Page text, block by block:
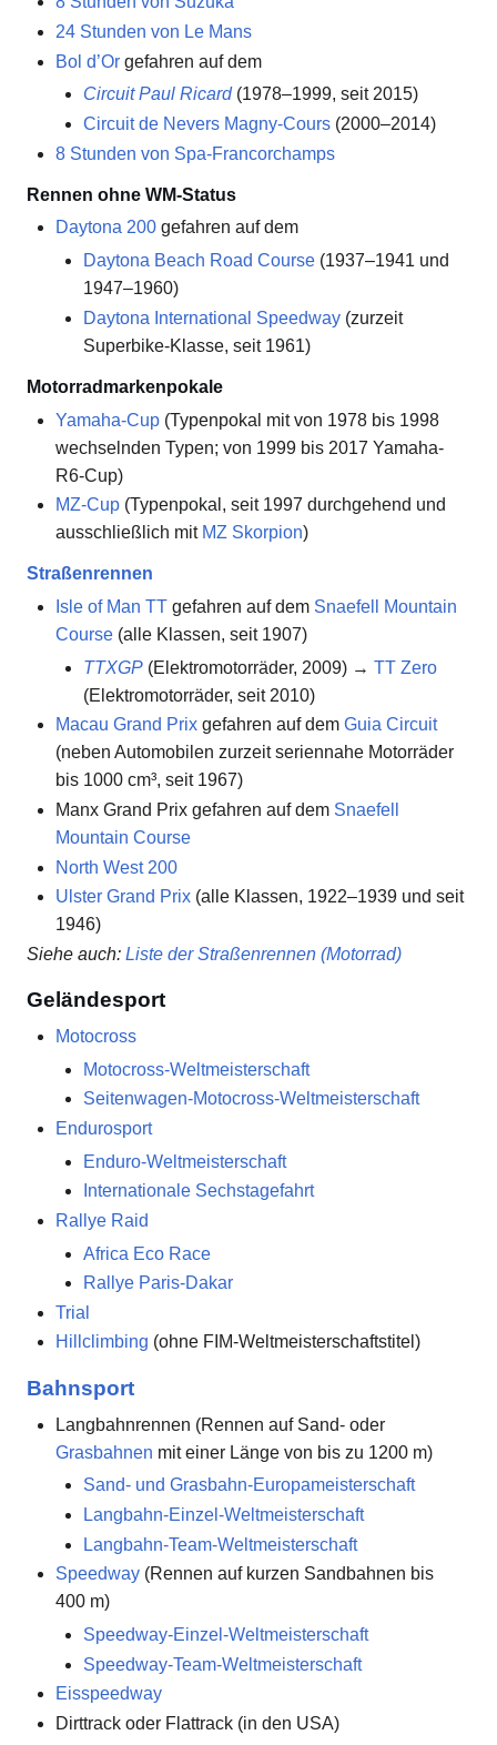
24 Stunden von Le Mans
Bol d’Orgefahren auf dem
Circuit Paul Ricard(1978–1999, seit 2015)
Circuit de Nevers Magny-Cours (2000–2014)
8 Stunden von Spa-Francorchamps
Rennen ohne WM-Status
Daytona 200gefahren auf dem
Daytona Beach Road Course (1937–1941 und
1947–1960)
Daytona International Speedway (zurzeit
Superbike-Klasse, seit 1961)
Motorradmarkenpokale
Yamaha-Cup(Typenpokal mit von 1978 bis 1998
wechselnden Typen; von 1999 bis 2017 Yamaha-
R6-Cup)
MZ-Cup(Typenpokal, seit 1997 durchgehend und
ausschließlich mit MZ Skorpion)
Straßenrennen
Isle of Man TTgefahren auf dem Snaefell Mountain
Course(alle Klassen, seit 1907)
TTXGP (Elektromotorräder, 2009) →TT Zero
(Elektromotorräder, seit 2010)
Macau Grand Prixgefahren auf dem Guia Circuit
(neben Automobilen zurzeit seriennahe Motorräder
bis 1000 cm³, seit 1967)
Manx Grand Prix gefahren auf dem Snaefell
Mountain Course
North West 200
Ulster Grand Prix(alle Klassen, 1922–1939 und seit
1946)
Siehe auch: Liste der Straßenrennen (Motorrad)
Geländesport
Motocross
Motocross-Weltmeisterschaft
Seitenwagen-Motocross-Weltmeisterschaft
Endurosport
Enduro-Weltmeisterschaft
Internationale Sechstagefahrt
Rallye Raid
Africa Eco Race
Rallye Paris-Dakar
Trial
Hillclimbing (ohne FIM-Weltmeisterschaftstitel)
Bahnsport
Langbahnrennen (Rennen auf Sand- oder
Grasbahnen mit einer Länge von bis zu 1200 m)
Sand- und Grasbahn-Europameisterschaft
Langbahn-Einzel-Weltmeisterschaft
Langbahn-Team-Weltmeisterschaft
Speedway(Rennen auf kurzen Sandbahnen bis
400 m)
Speedway-Einzel-Weltmeisterschaft
Speedway-Team-Weltmeisterschaft
Eisspeedway
Dirttrack oder Flattrack (in den USA)